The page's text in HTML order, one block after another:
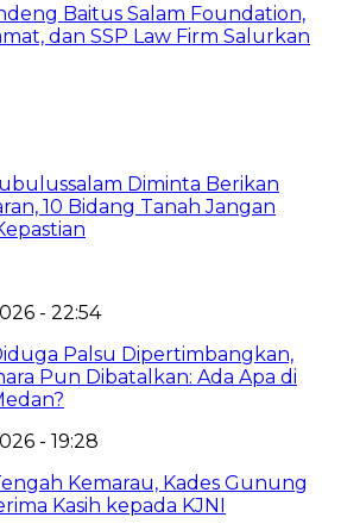
Baitus Salam Foundation,
dan SSP Law Firm Salurkan
Diminta Berikan
10 Bidang Tanah Jangan
- 22:54
Palsu Dipertimbangkan,
Pun Dibatalkan: Ada Apa di
- 19:28
Kemarau, Kades Gunung
Kasih kepada KJNI